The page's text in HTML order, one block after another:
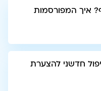
איך המפורסמות
חדשני להצערת